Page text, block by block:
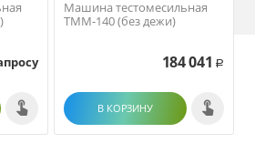
Машина тестомесильная
ТММ-140 (без дежи)
184 041 Р
В КОРЗИНУ